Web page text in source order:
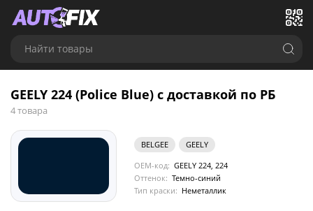
Найти товары
GEELY 224 (Police Blue) с доставкой по РБ
4 товара
BELGEE
GEELY
OEM-код: GEELY 224, 224
Оттенок: Темно-синий
Тип краски: Неметаллик